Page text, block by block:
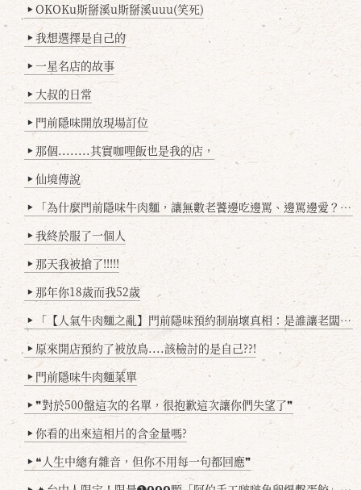
▶ OKOKu斯掰溪u斯掰溪uuu(笑死)
▶ 我想選擇是自己的
▶ 一星名店的故事
▶ 大叔的日常
▶ 門前隱味開放現場訂位
▶ 那個........其實咖哩飯也是我的店，
▶ 仙境傳說
▶ 「為什麼門前隱味牛肉麵，讓無數老饕邊吃邊罵、邊罵邊愛？小辣雞揭密！」
▶ 我終於服了一個人
▶ 那天我被搶了!!!!!
▶ 那年你18歲而我52歲
▶ 「【人氣牛肉麵之亂】門前隱味預約制崩壞真相：是誰讓老闆心灰意冷？」
▶ 原來開店預約了被放鳥....該檢討的是自己??!
▶ 門前隱味牛肉麵菜單
▶ ❞對於500盤這次的名單，很抱歉這次讓你們失望了❞
▶ 你看的出來這相片的含金量嗎?
▶ ❝人生中總有雜音，但你不用每一句都回應❞